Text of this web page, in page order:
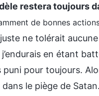
restera toujours
de bonnes
ne tolérait
j’endurais en étant
pour toujours.
le piège de